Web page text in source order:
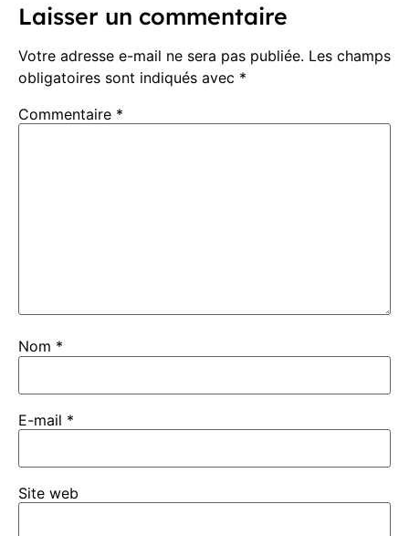
Laisser un commentaire
Votre adresse e-mail ne sera pas publiée. Les champs
obligatoires sont indiqués avec *
Commentaire *
Nom *
E-mail *
Site web